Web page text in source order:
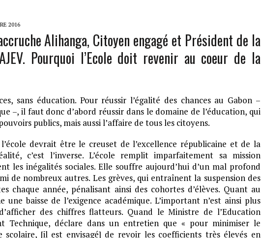
2016
Alihanga, Citoyen engagé et Président de la
Pourquoi l’Ecole doit revenir au coeur de la
sans éducation. Pour réussir l’égalité des chances au Gabon –
–, il faut donc d’abord réussir dans le domaine de l’éducation, qui
publics, mais aussi l’affaire de tous les citoyens.
devrait être le creuset de l’excellence républicaine et de la
c’est l’inverse. L’école remplit imparfaitement sa mission
les inégalités sociales. Elle souffre aujourd’hui d’un mal profond
de nombreux autres. Les grèves, qui entraînent la suspension des
chaque année, pénalisant ainsi des cohortes d’élèves. Quant au
baisse de l’exigence académique. L’important n’est ainsi plus
des chiffres flatteurs. Quand le Ministre de l’Education
Technique, déclare dans un entretien que « pour minimiser le
scolaire, [il est envisagé] de revoir les coefficients très élevés en